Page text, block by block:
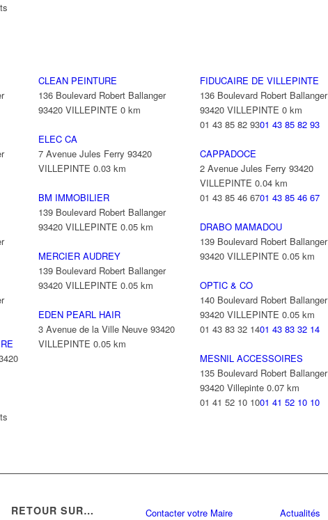
CLEAN PEINTURE
136 Boulevard Robert Ballanger
93420 VILLEPINTE 0 km
FIDUCAIRE DE VILLEPINTE
136 Boulevard Robert Ballanger
93420 VILLEPINTE 0 km
01 43 85 82 9301 43 85 82 93
ELEC CA
7 Avenue Jules Ferry 93420
VILLEPINTE 0.03 km
CAPPADOCE
2 Avenue Jules Ferry 93420
VILLEPINTE 0.04 km
01 43 85 46 6701 43 85 46 67
BM IMMOBILIER
139 Boulevard Robert Ballanger
93420 VILLEPINTE 0.05 km
DRABO MAMADOU
139 Boulevard Robert Ballanger
93420 VILLEPINTE 0.05 km
MERCIER AUDREY
139 Boulevard Robert Ballanger
93420 VILLEPINTE 0.05 km
OPTIC & CO
140 Boulevard Robert Ballanger
93420 VILLEPINTE 0.05 km
01 43 83 32 1401 43 83 32 14
EDEN PEARL HAIR
3 Avenue de la Ville Neuve 93420
VILLEPINTE 0.05 km
MESNIL ACCESSOIRES
135 Boulevard Robert Ballanger
93420 Villepinte 0.07 km
01 41 52 10 1001 41 52 10 10
RETOUR SUR…
Contacter votre Maire
Actualités